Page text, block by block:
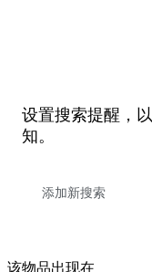
设置搜索提醒，
知。
该物品出现在